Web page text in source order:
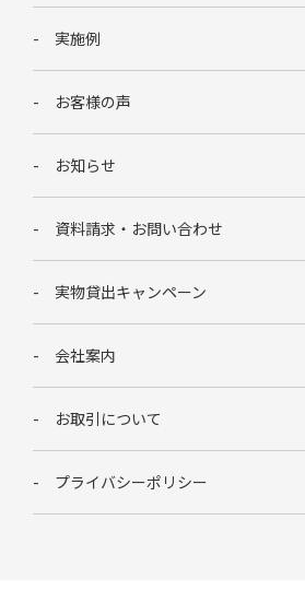
実施例
お客様の声
お知らせ
資料請求・お問い合わせ
実物貸出キャンペーン
会社案内
お取引について
プライバシーポリシー